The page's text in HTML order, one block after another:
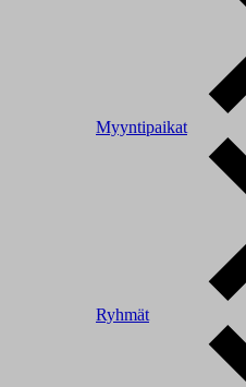
Myyntipaikat
Ryhmät